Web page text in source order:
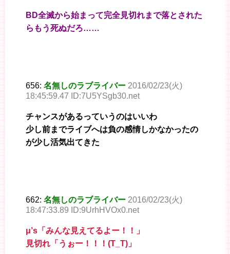
BD全滅から始まって完全見切れまで落とされた
らもう死ぬだろ……
656: 名無しのラブライバー 2016/02/23(火)
18:45:59.47 ID:7U5YSgb30.net
チャンスがあるっていうのはいいわ
少し前までライブへは負の感情しかなかったの
が少し活気出てきた
662: 名無しのラブライバー 2016/02/23(火)
18:47:33.89 ID:9UrhHVOx0.net
μ’s「みんな見えてるよー！！」
見切れ「うぉー！！！(T_T)」